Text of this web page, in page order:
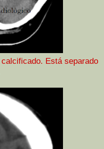
Está separado